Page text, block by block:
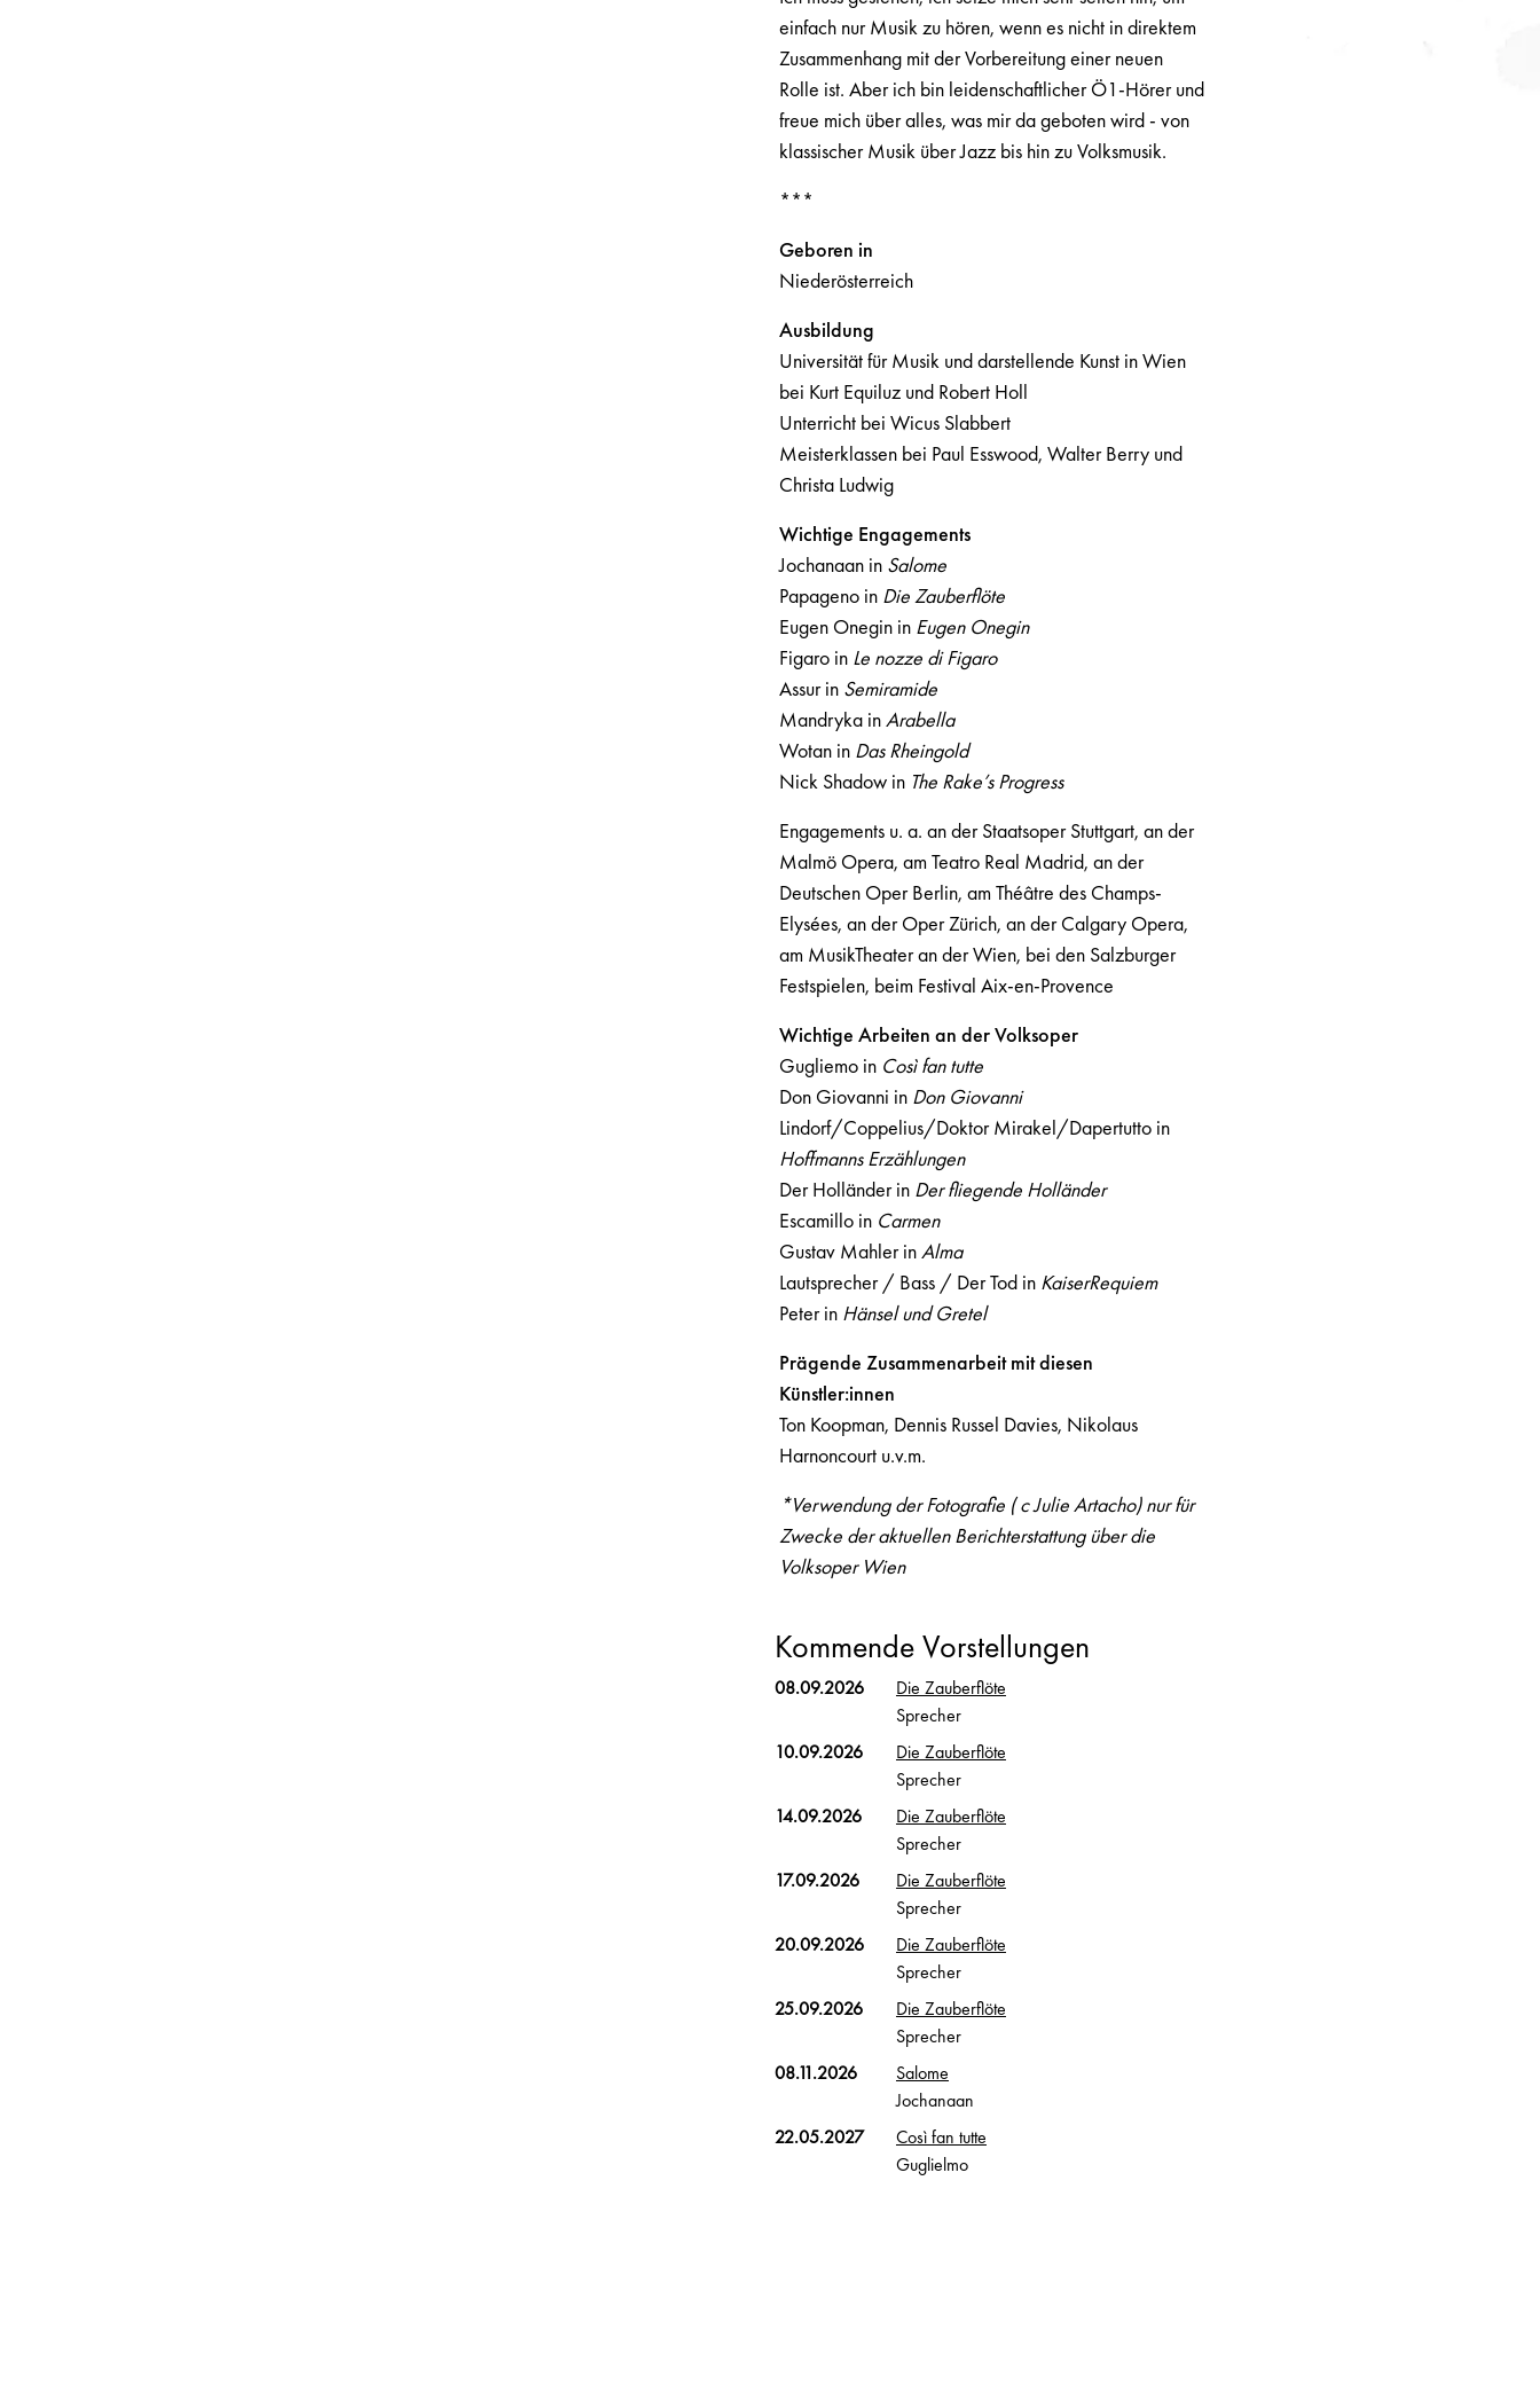
einfach nur Musik zu hören, wenn es nicht in direktem
Zusammenhang mit der Vorbereitung einer neuen
Rolle ist. Aber ich bin leidenschaftlicher Ö1-Hörer und
freue mich über alles, was mir da geboten wird - von
klassischer Musik über Jazz bis hin zu Volksmusik.
***
Geboren in
Niederösterreich
Ausbildung
Universität für Musik und darstellende Kunst in Wien
bei Kurt Equiluz und Robert Holl
Unterricht bei Wicus Slabbert
Meisterklassen bei Paul Esswood, Walter Berry und
Christa Ludwig
Wichtige Engagements
Jochanaan in Salome
Papageno inDie Zauberflöte
Eugen Onegin in Eugen Onegin
Figaro in Le nozze di Figaro
Assur in Semiramide
Mandryka inArabella
Wotan inDas Rheingold
Nick Shadow inThe Rake’s Progress
Engagements u. a. an der Staatsoper Stuttgart, an der
Malmö Opera, am Teatro Real Madrid, an der
Deutschen Oper Berlin, am Théâtre des Champs-
Elysées, an der Oper Zürich, an der Calgary Opera,
am MusikTheater an der Wien, bei den Salzburger
Festspielen, beim Festival Aix-en-Provence
Wichtige Arbeiten an der Volksoper
Gugliemo in Così fan tutte
Don Giovanni in Don Giovanni
Lindorf/Coppelius/Doktor Mirakel/Dapertutto in
Hoffmanns Erzählungen
Der Holländer in Der fliegende Holländer
Escamillo in Carmen
Gustav Mahler inAlma
Lautsprecher / Bass / Der Tod in KaiserRequiem
Peter in Hänsel und Gretel
Prägende Zusammenarbeit mit diesen
Künstler:innen
Ton Koopman, Dennis Russel Davies, Nikolaus
Harnoncourt u.v.m.
*Verwendung der Fotografie ( c Julie Artacho) nur für
Zwecke der aktuellen Berichterstattung über die
Volksoper Wien
Kommende Vorstellungen
08.09.2026
Die Zauberflöte
Sprecher
10.09.2026
Die Zauberflöte
Sprecher
14.09.2026
Die Zauberflöte
Sprecher
17.09.2026
Die Zauberflöte
Sprecher
20.09.2026
Die Zauberflöte
Sprecher
25.09.2026
Die Zauberflöte
Sprecher
08.11.2026
Salome
Jochanaan
22.05.2027
Così fan tutte
Guglielmo